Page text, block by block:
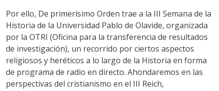
Por ello, De primerísimo Orden trae a la III Semana de la
Historia de la Universidad Pablo de Olavide, organizada
por la OTRI (Oficina para la transferencia de resultados
de investigación), un recorrido por ciertos aspectos
religiosos y heréticos a lo largo de la Historia en forma
de programa de radio en directo. Ahondaremos en las
perspectivas del cristianismo en el III Reich,